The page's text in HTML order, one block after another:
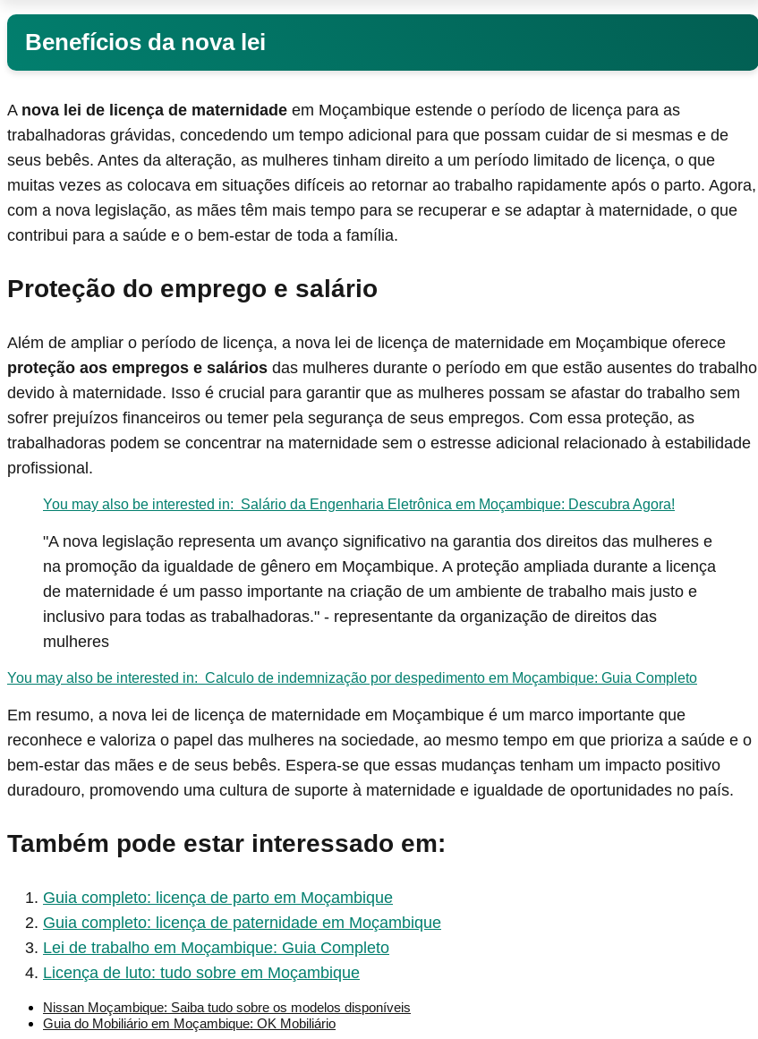
Benefícios da nova lei
A nova lei de licença de maternidade em Moçambique estende o período de licença para as
trabalhadoras grávidas, concedendo um tempo adicional para que possam cuidar de si mesmas e de
seus bebês. Antes da alteração, as mulheres tinham direito a um período limitado de licença, o que
muitas vezes as colocava em situações difíceis ao retornar ao trabalho rapidamente após o parto. Agora,
com a nova legislação, as mães têm mais tempo para se recuperar e se adaptar à maternidade, o que
contribui para a saúde e o bem-estar de toda a família.
Proteção do emprego e salário
Além de ampliar o período de licença, a nova lei de licença de maternidade em Moçambique oferece
proteção aos empregos e salários das mulheres durante o período em que estão ausentes do trabalho
devido à maternidade. Isso é crucial para garantir que as mulheres possam se afastar do trabalho sem
sofrer prejuízos financeiros ou temer pela segurança de seus empregos. Com essa proteção, as
trabalhadoras podem se concentrar na maternidade sem o estresse adicional relacionado à estabilidade
profissional.
You may also be interested in: Salário da Engenharia Eletrônica em Moçambique: Descubra Agora!
"A nova legislação representa um avanço significativo na garantia dos direitos das mulheres e
na promoção da igualdade de gênero em Moçambique. A proteção ampliada durante a licença
de maternidade é um passo importante na criação de um ambiente de trabalho mais justo e
inclusivo para todas as trabalhadoras." - representante da organização de direitos das
mulheres
You may also be interested in: Calculo de indemnização por despedimento em Moçambique: Guia Completo
Em resumo, a nova lei de licença de maternidade em Moçambique é um marco importante que
reconhece e valoriza o papel das mulheres na sociedade, ao mesmo tempo em que prioriza a saúde e o
bem-estar das mães e de seus bebês. Espera-se que essas mudanças tenham um impacto positivo
duradouro, promovendo uma cultura de suporte à maternidade e igualdade de oportunidades no país.
Também pode estar interessado em:
Guia completo: licença de parto em Moçambique
Guia completo: licença de paternidade em Moçambique
Lei de trabalho em Moçambique: Guia Completo
Licença de luto: tudo sobre em Moçambique
Nissan Moçambique: Saiba tudo sobre os modelos disponíveis
Guia do Mobiliário em Moçambique: OK Mobiliário